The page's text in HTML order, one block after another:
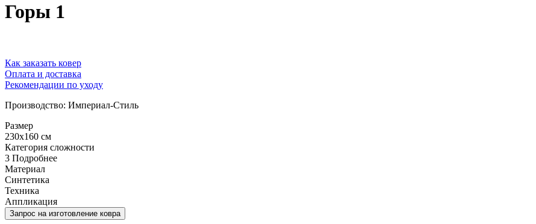
Горы 1
Как заказать ковер
Оплата и доставка
Рекомендации по уходу
Производство: Империал-Стиль
Размер
230x160 см
Категория сложности
3 Подробнее
Материал
Синтетика
Техника
Аппликация